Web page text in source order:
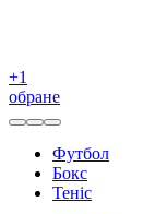
+1
обране
Футбол
Бокс
Теніс